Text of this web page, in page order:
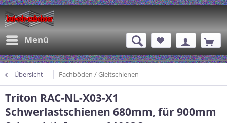
Menü
Übersicht Fachböden / Gleitschienen
Triton RAC-NL-X03-X1
Schwerlastschienen 680mm, für 900mm